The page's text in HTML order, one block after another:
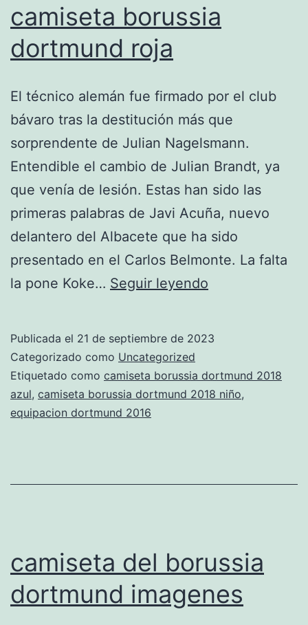
camiseta borussia
dortmund roja
El técnico alemán fue firmado por el club
bávaro tras la destitución más que
sorprendente de Julian Nagelsmann.
Entendible el cambio de Julian Brandt, ya
que venía de lesión. Estas han sido las
primeras palabras de Javi Acuña, nuevo
delantero del Albacete que ha sido
presentado en el Carlos Belmonte. La falta
la pone Koke… Seguir leyendo
Publicada el 21 de septiembre de 2023
Categorizado como Uncategorized
Etiquetado como camiseta borussia dortmund 2018
azul, camiseta borussia dortmund 2018 niño,
equipacion dortmund 2016
camiseta del borussia
dortmund imagenes